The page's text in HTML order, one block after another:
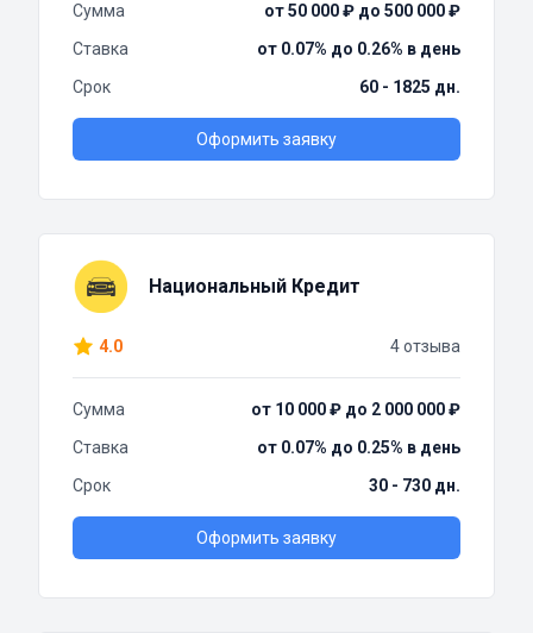
Сумма
от 50 000 ₽ до 500 000 ₽
Ставка
от 0.07% до 0.26% в день
Срок
60 - 1825 дн.
Оформить заявку
Национальный Кредит
4.0 4 отзыва
Сумма
от 10 000 ₽ до 2 000 000 ₽
Ставка
от 0.07% до 0.25% в день
Срок
30 - 730 дн.
Оформить заявку